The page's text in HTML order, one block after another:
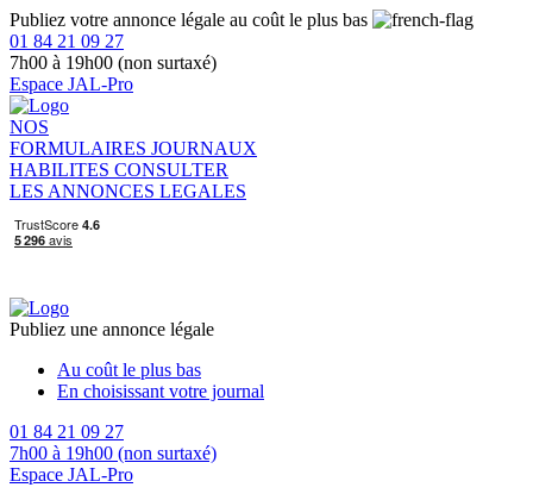
Publiez votre annonce légale au coût le plus bas
01 84 21 09 27
7h00 à 19h00 (non surtaxé)
Espace JAL-Pro
NOS
FORMULAIRES JOURNAUX
HABILITES CONSULTER
LES ANNONCES LEGALES
Publiez une annonce légale
Au coût le plus bas
En choisissant votre journal
01 84 21 09 27
7h00 à 19h00 (non surtaxé)
Espace JAL-Pro